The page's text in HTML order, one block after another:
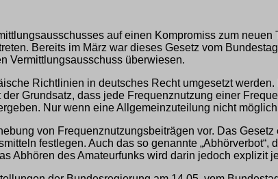
auf einen Kompromiss zum
Bereits im März war dieses Gesetz vom
Vermittlungsausschuss überwiesen.
Richtlinien in deutsches Recht umgesetzt
Grundsatz, dass jede Frequenznutzung einer
Nur wenn eine Allgemeinzuteilung nicht
von Frequenznutzungsbeiträgen vor. Das
festlegen. Auch das so genannte
Abhören des Amateurfunks wird darin jedoch explizit